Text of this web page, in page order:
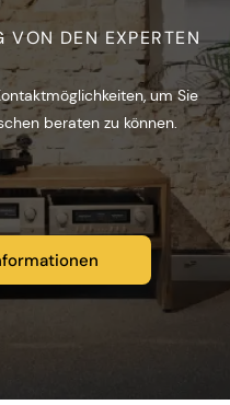
VON DEN EXPERTEN
um Sie
beraten zu können.